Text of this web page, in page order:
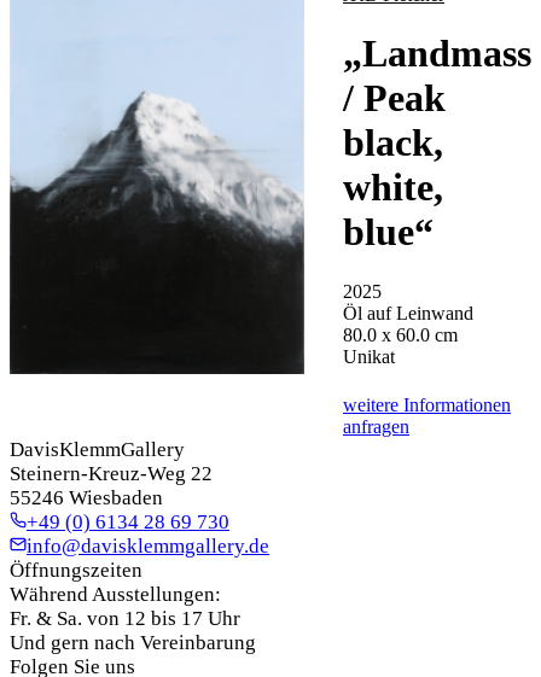
„Landmass
/ Peak
black,
white,
blue“
2025
Öl auf Leinwand
80.0 x 60.0 cm
Unikat
weitere Informationen
anfragen
DavisKlemmGallery
Steinern-Kreuz-Weg 22
55246 Wiesbaden
+49 (0) 6134 28 69 730
info@davisklemmgallery.de
Öffnungszeiten
Während Ausstellungen:
Fr. & Sa. von 12 bis 17 Uhr
Und gern nach Vereinbarung
Folgen Sie uns